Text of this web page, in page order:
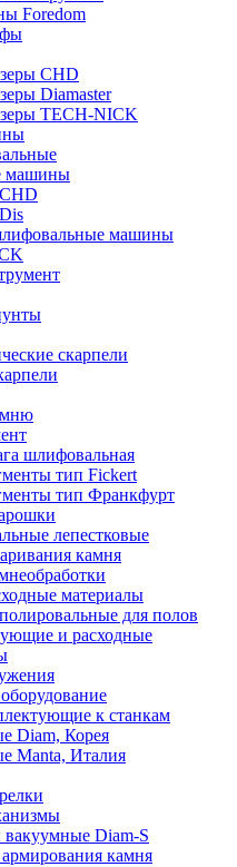
Foredom
CHD
Diamaster
TECH-NICK
машины
машины
скарпели
шлифовальная
тип Fickert
тип Франкфурт
лепестковые
камня
материалы
для полов
и расходные
к станкам
Diam, Корея
Manta, Италия
Diam-S
камня